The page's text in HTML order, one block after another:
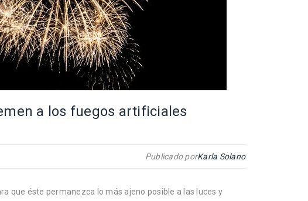
a los fuegos artificiales
Publicado porKarla Solano
que éste permanezca lo más ajeno posible a las luces y